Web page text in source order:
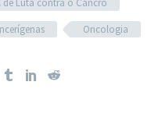
Oncologia